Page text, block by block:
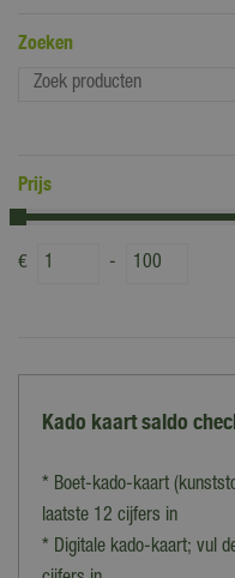
Zoeken
Prijs
€ -
Kado kaart saldo
* Boet-kado-kaart
laatste 12 cijfers in
* Digitale kado-kaart; vul